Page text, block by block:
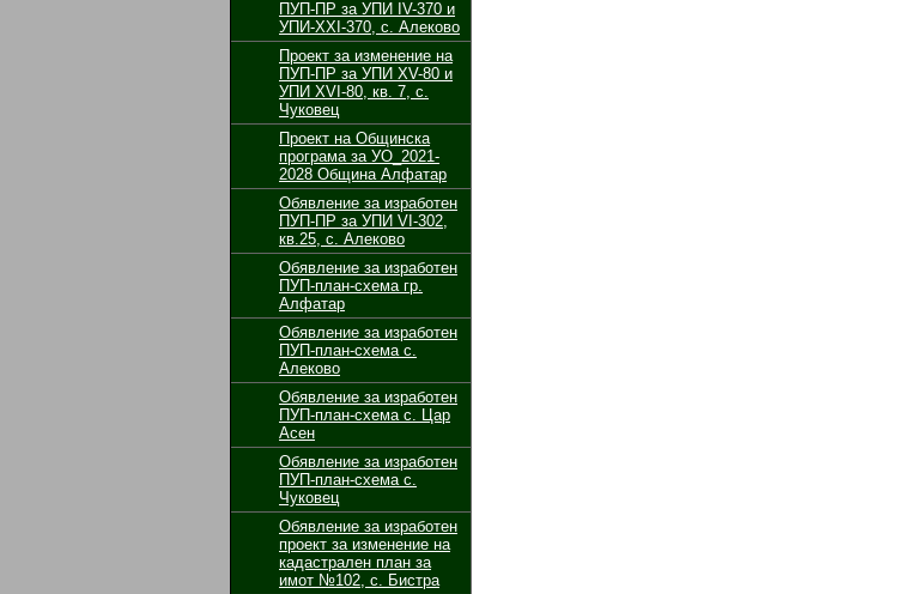
ПУП-ПР за УПИ ІV-370 и
УПИ-ХХІ-370, с. Алеково
Проект за изменение на
ПУП-ПР за УПИ ХV-80 и
УПИ ХVІ-80, кв. 7, с.
Чуковец
Проект на Общинска
програма за УО_2021-
2028 Община Алфатар
Обявление за изработен
ПУП-ПР за УПИ VІ-302,
кв.25, с. Алеково
Обявление за изработен
ПУП-план-схема гр.
Алфатар
Обявление за изработен
ПУП-план-схема с.
Алеково
Обявление за изработен
ПУП-план-схема с. Цар
Асен
Обявление за изработен
ПУП-план-схема с.
Чуковец
Обявление за изработен
проект за изменение на
кадастрален план за
имот №102, с. Бистра